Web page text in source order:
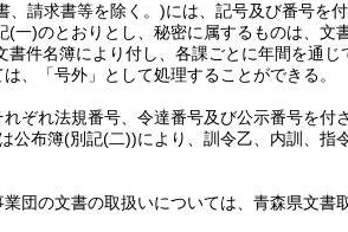
、請求書等を除く。)には、記号及び番号を
(一)のとおりとし、秘密に属するものは、文
書件名簿により付し、各課ごとに年間を通
、「号外」として処理することができる。
ぞれ法規番号、令達番号及び公示番号を付
公布簿(別記(二))により、訓令乙、内訓、指
団の文書の取扱いについては、青森県文書